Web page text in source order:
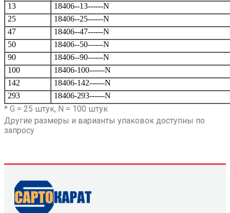
13
18406--13------N
25
18406--25------N
47
18406--47------N
50
18406--50------N
90
18406--90------N
100
18406-100------N
142
18406-142------N
293
18406-293------N
* G = 25 штук, N = 100 штук
Другие размеры и варианты упаковок доступны по
запросу